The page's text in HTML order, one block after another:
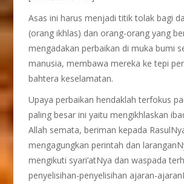
Asas ini harus menjadi titik tolak bagi
(orang ikhlas) dan orang-orang yang
mengadakan perbaikan di muka bumi
manusia, membawa mereka ke tepi
bahtera keselamatan.
Upaya perbaikan hendaklah terfokus
paling besar ini yaitu mengikhlaskan
Allah semata, beriman kepada
mengagungkan perintah dan
mengikuti syari’atNya dan waspada
penyelisihan-penyelisihan ajaran-